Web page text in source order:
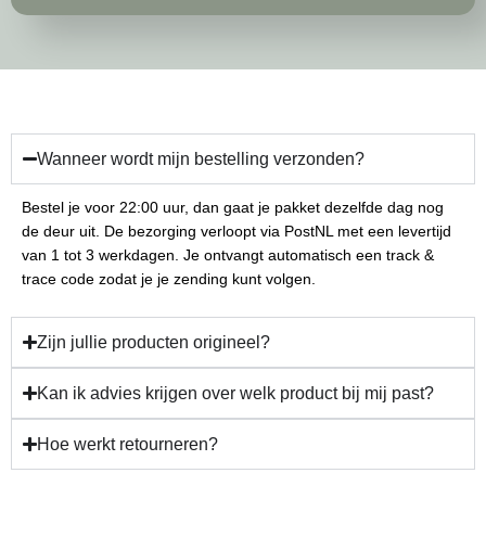
Wanneer wordt mijn bestelling verzonden?
Bestel je voor 22:00 uur, dan gaat je pakket dezelfde dag nog
de deur uit. De bezorging verloopt via PostNL met een levertijd
van 1 tot 3 werkdagen. Je ontvangt automatisch een track &
trace code zodat je je zending kunt volgen.
Zijn jullie producten origineel?
Kan ik advies krijgen over welk product bij mij past?
Hoe werkt retourneren?